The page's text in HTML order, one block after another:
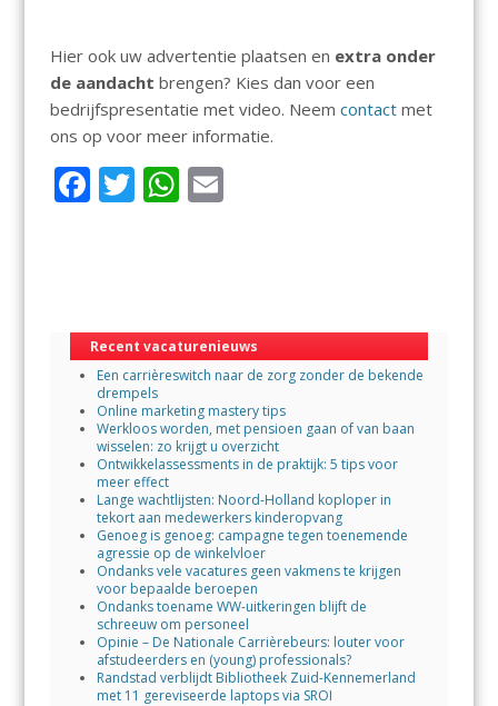
Hier ook uw advertentie plaatsen en extra onder
de aandacht brengen? Kies dan voor een
bedrijfspresentatie met video. Neem contactmet
ons op voor meer informatie.
F
o
o
k
T W
A
p
p
E
Recent vacaturenieuws
Een carrièreswitch naar de zorg zonder de bekende
drempels
Online marketing mastery tips
Werkloos worden, met pensioen gaan of van baan
wisselen: zo krijgt u overzicht
Ontwikkelassessments in de praktijk: 5 tips voor
meer effect
Lange wachtlijsten: Noord-Holland koploper in
tekort aan medewerkers kinderopvang
Genoeg is genoeg: campagne tegen toenemende
agressie op de winkelvloer
Ondanks vele vacatures geen vakmens te krijgen
voor bepaalde beroepen
Ondanks toename WW-uitkeringen blijft de
schreeuw om personeel
Opinie – De Nationale Carrièrebeurs: louter voor
afstudeerders en (young) professionals?
Randstad verblijdt Bibliotheek Zuid-Kennemerland
met 11 gereviseerde laptops via SROI